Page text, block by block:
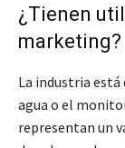
¿Tienen
marketing?
La industria
agua o el
representan un